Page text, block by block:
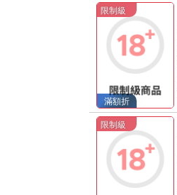
限制級
滿額折
限制級